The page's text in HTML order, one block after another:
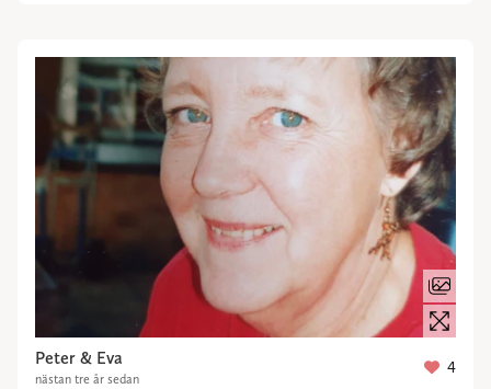
Peter & Eva
nästan tre år sedan
4